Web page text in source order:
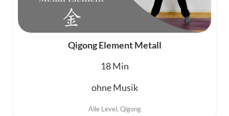
Qigong Element Metall
18
ohne Musik
Alle Level, Qigong